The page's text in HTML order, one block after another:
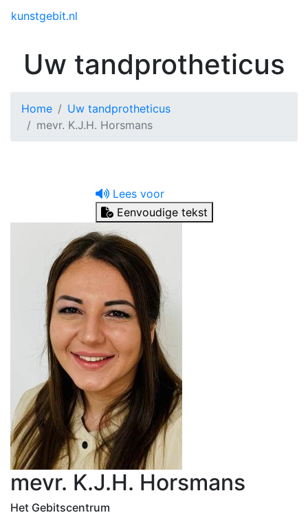
kunstgebit.nl
Uw tandprotheticus
Home
Uw tandprotheticus
mevr. K.J.H. Horsmans
Lees voor
Eenvoudige tekst
mevr. K.J.H. Horsmans
Het Gebitscentrum